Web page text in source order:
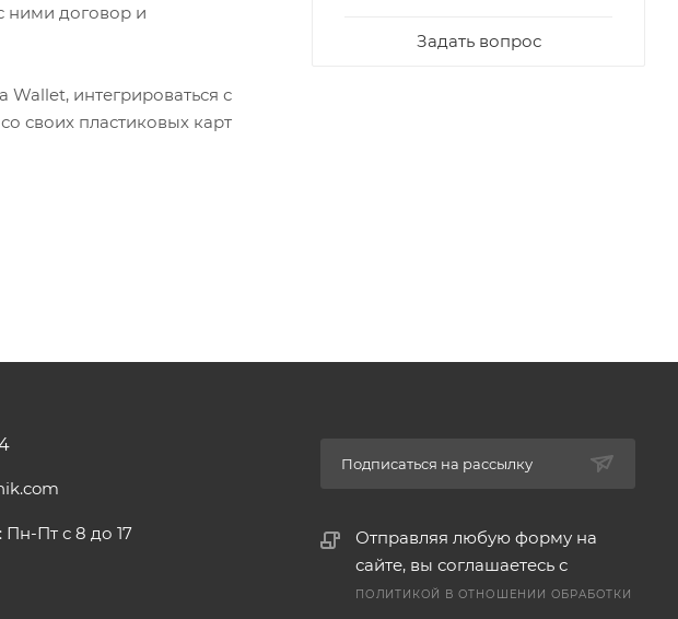
ними договор и
Wallet, интегрироваться с
своих пластиковых карт
Задать вопрос
Пт с 8 до 17
Подписаться на рассылку
Отправляя любую форму на
сайте, вы соглашаетесь с
ПОЛИТИКОЙ В ОТНОШЕНИИ ОБРАБОТКИ